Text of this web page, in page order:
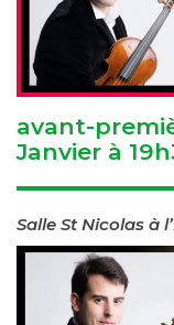
avant-
Janvier à
Salle St Nicolas à